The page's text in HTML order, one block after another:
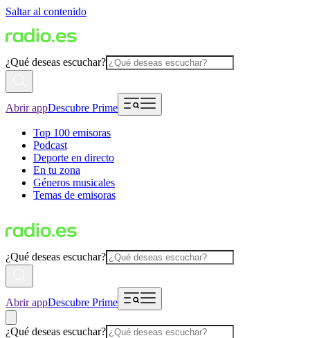
Saltar al contenido
¿Qué deseas escuchar?
Abrir appDescubre Prime
Top 100 emisoras
Podcast
Deporte en directo
En tu zona
Géneros musicales
Temas de emisoras
¿Qué deseas escuchar?
Abrir appDescubre Prime
¿Qué deseas escuchar?